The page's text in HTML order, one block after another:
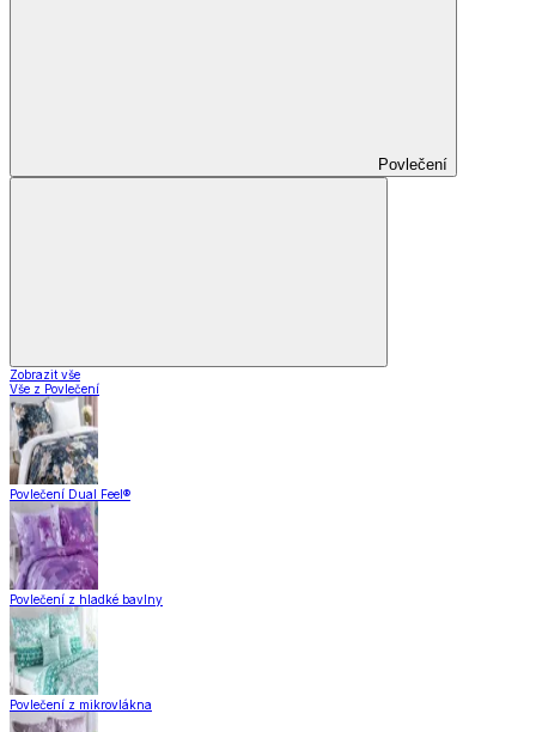
Povlečení
Zobrazit vše
Vše z Povlečení
Povlečení Dual Feel®
Povlečení z hladké bavlny
Povlečení z mikrovlákna